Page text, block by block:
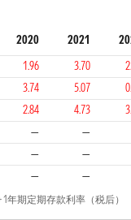
2020 2021
1.96 3.70
3.74 5.07
2.84 4.73
—
—
—
—
— —
年期定期存款利率（税后）